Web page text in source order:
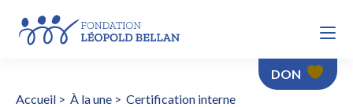
DON
Accueil > À la une > Certification interne